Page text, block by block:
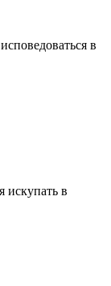
в
искупать в